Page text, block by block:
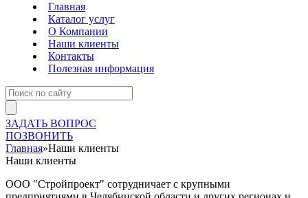
Главная
Каталог услуг
О Компании
Наши клиенты
Контакты
Полезная информация
ЗАДАТЬ ВОПРОС
ПОЗВОНИТЬ
Главная»Наши клиенты
Наши клиенты
ООО "Стройпроект" сотрудничает с крупными